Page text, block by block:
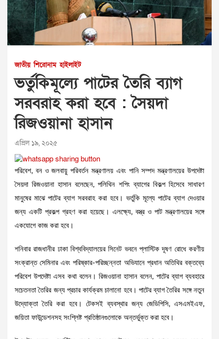
জাতীয় শিরোনাম হাইলাইট
ভর্তুকিমূল্যে পাটের তৈরি ব্যাগ
সরবরাহ করা হবে : সৈয়দা
রিজওয়ানা হাসান
এপ্রিল ১৯, ২০২৫
পরিবেশ, বন ও জলবায়ু পরিবর্তন মন্ত্রণালয় এবং পানি সম্পদ মন্ত্রণালয়ের উপদেষ্টা
সৈয়দা রিজওয়ানা হাসান বলেছেন, পলিথিন শপিং ব্যাগের বিকল্প হিসেবে সাধারণ
মানুষের মাঝে পাটের ব্যাগ সরবরাহ করা হবে। ভর্তুকি মূল্যে পাটের ব্যাগ দেওয়ার
জন্য একটি প্রকল্প গ্রহণ করা হয়েছে। এলক্ষ্যে, বস্ত্র ও পাট মন্ত্রণালয়ের সঙ্গে
একযোগে কাজ করা হবে।
শনিবার রাজধানীর ঢাকা বিশ্ববিদ্যালয়ের সিনেট ভবনে প্লাস্টিক দূষণ রোধে করণীয়
সংক্রান্ত সেমিনার এবং পরিষ্কার-পরিচ্ছন্নতা অভিযানে প্রধান অতিথির বক্তব্যে
পরিবেশ উপদেষ্টা এসব কথা বলেন। রিজওয়ানা হাসান বলেন, পাটের ব্যাগ ব্যবহারে
সচেতনতা তৈরির জন্য প্রচার কার্যক্রম চালানো হবে। পাটের ব্যাগ তৈরির সঙ্গে নতুন
উদ্যোক্তা তৈরি করা হবে। টেকসই ব্যবস্থার জন্য জেডিপিসি, এসএমইএফ,
জয়িতা ফাউন্ডেশনসহ সংশ্লিষ্ট প্রতিষ্ঠানগুলোকে অন্তর্ভুক্ত করা হবে।